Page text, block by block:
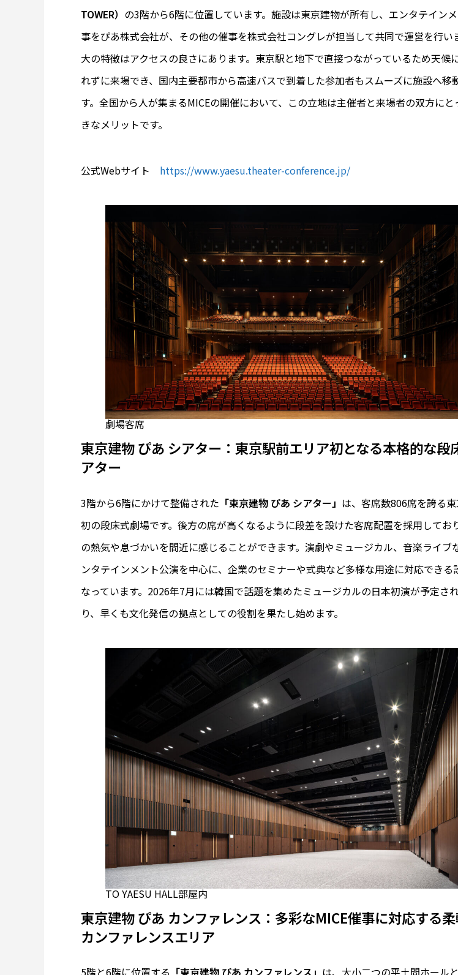
TOWER） の3階から6階に位置しています。施設は東京建物が所有し、エンタテイン
事をぴあ株式会社が、その他の催事を株式会社コングレが担当して共同で運営を行い
大の特徴はアクセスの良さにあります。東京駅と地下で直接つながっているため天候
れずに来場でき、国内主要都市から高速バスで到着した参加者もスムーズに施設へ移
す。全国から人が集まるMICEの開催において、この立地は主催者と来場者の双方にと
きなメリットです。
公式Webサイト https://www.yaesu.theater-conference.jp/
劇場客席
東京建物 ぴあ シアター：東京駅前エリア初となる本格的な段
アター
3階から6階にかけて整備された 「東京建物 ぴあ シアター」 は、客席数806席を誇る
初の段床式劇場です。後方の席が高くなるように段差を設けた客席配置を採用してお
の熱気や息づかいを間近に感じることができます。演劇やミュージカル、音楽ライブ
ンタテインメント公演を中心に、企業のセミナーや式典など多様な用途に対応できる
なっています。2026年7月には韓国で話題を集めたミュージカルの日本初演が予定さ
り、早くも文化発信の拠点としての役割を果たし始めます。
TO YAESU HALL部屋内
東京建物 ぴあ カンファレンス：多彩なMICE催事に対応する
カンファレンスエリア